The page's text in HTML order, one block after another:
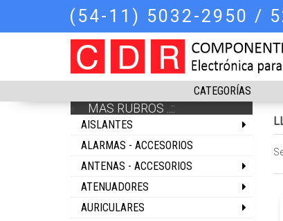
(54-11) 5032-2950 /
CATEGORÍAS
MAS RUBROS ..::
AISLANTES
ALARMAS - ACCESORIOS
ANTENAS - ACCESORIOS
ATENUADORES
AURICULARES